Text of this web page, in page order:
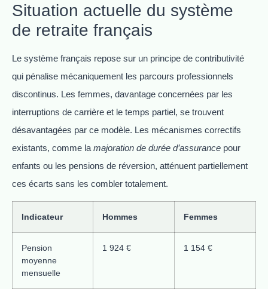
Situation actuelle du système
de retraite français
Le système français repose sur un principe de contributivité
qui pénalise mécaniquement les parcours professionnels
discontinus. Les femmes, davantage concernées par les
interruptions de carrière et le temps partiel, se trouvent
désavantagées par ce modèle. Les mécanismes correctifs
existants, comme la majoration de durée d’assurance pour
enfants ou les pensions de réversion, atténuent partiellement
ces écarts sans les combler totalement.
Indicateur Hommes Femmes
Pension
moyenne
mensuelle
1 924 € 1 154 €